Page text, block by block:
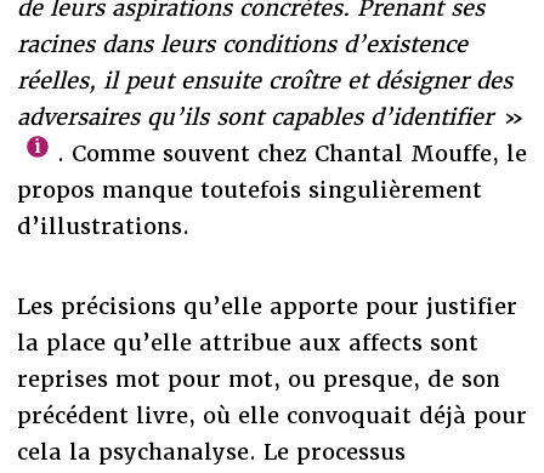
de leurs aspirations concrètes. Prenant ses
racines dans leurs conditions d’existence
réelles, il peut ensuite croître et désigner des
adversaires qu’ils sont capables d’identifier »
. Comme souvent chez Chantal Mouffe, le
propos manque toutefois singulièrement
d’illustrations.
Les précisions qu’elle apporte pour justifier
la place qu’elle attribue aux affects sont
reprises mot pour mot, ou presque, de son
précédent livre, où elle convoquait déjà pour
cela la psychanalyse. Le processus